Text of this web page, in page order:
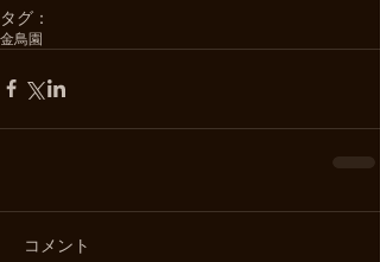
タグ：
金鳥園
コメント